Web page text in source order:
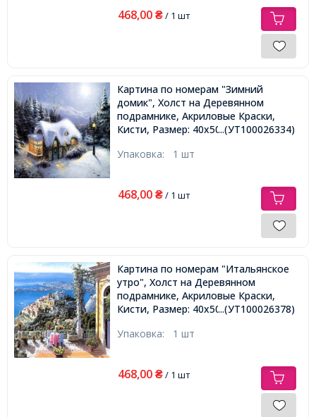
468,00 ₴/ 1 шт
Картина по номерам "Зимний
домик", Холст на Деревянном
подрамнике, Акриловые Краски,
Кисти, Размер: 40х50см,...(УТ100026334)
Упаковка: 1 шт
468,00 ₴/ 1 шт
Картина по номерам "Итальянское
утро", Холст на Деревянном
подрамнике, Акриловые Краски,
Кисти, Размер: 40х50см,...(УТ100026378)
Упаковка: 1 шт
468,00 ₴/ 1 шт